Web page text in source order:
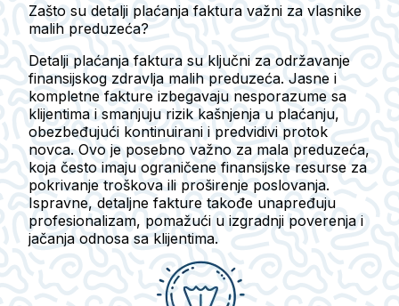
Zašto su detalji plaćanja faktura važni za vlasnike
malih preduzeća?
Detalji plaćanja faktura su ključni za održavanje
finansijskog zdravlja malih preduzeća. Jasne i
kompletne fakture izbegavaju nesporazume sa
klijentima i smanjuju rizik kašnjenja u plaćanju,
obezbeđujući kontinuirani i predvidivi protok
novca. Ovo je posebno važno za mala preduzeća,
koja često imaju ograničene finansijske resurse za
pokrivanje troškova ili proširenje poslovanja.
Ispravne, detaljne fakture takođe unapređuju
profesionalizam, pomažući u izgradnji poverenja i
jačanja odnosa sa klijentima.